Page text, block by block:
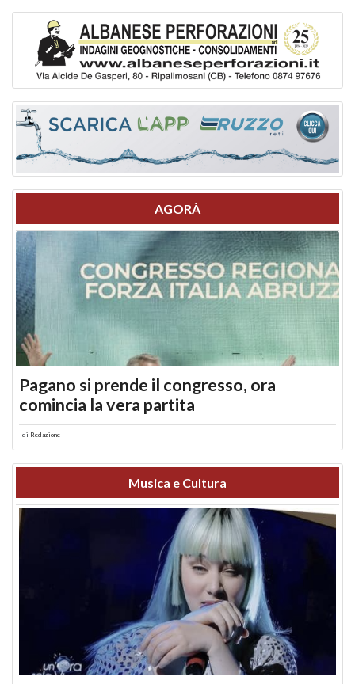
AGORÀ
Pagano si prende il congresso, ora
comincia la vera partita
di Redazione
Musica e Cultura